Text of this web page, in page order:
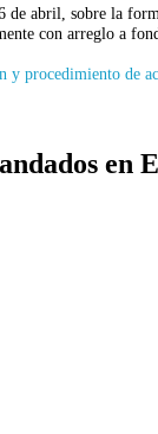
6 de abril, sobre la
con arreglo a
procedimiento de
en